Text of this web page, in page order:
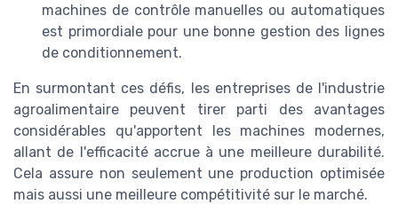
machines de contrôle manuelles ou automatiques
est primordiale pour une bonne gestion des lignes
de conditionnement.
En surmontant ces défis, les entreprises de l'industrie
agroalimentaire peuvent tirer parti des avantages
considérables qu'apportent les machines modernes,
allant de l'efficacité accrue à une meilleure durabilité.
Cela assure non seulement une production optimisée
mais aussi une meilleure compétitivité sur le marché.